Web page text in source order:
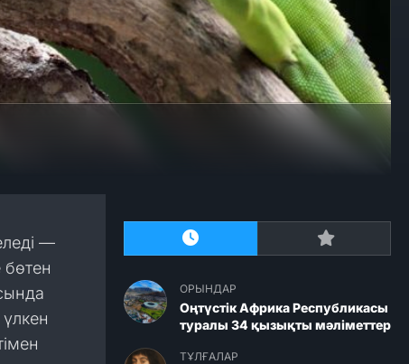
—
бөтен
ОРЫНДАР
Оңтүстік Африка Республикасы
туралы 34 қызықты мәліметтер
ТҰЛҒАЛАР